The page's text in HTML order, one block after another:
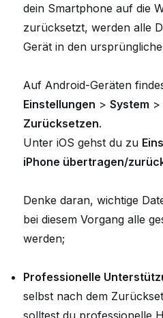
dein Smartphone auf die
zurücksetzt, werden alle
Gerät in den
Auf Android-Geräten
Einstellungen > System >
Zurücksetzen.
Unter iOS gehst du zu
iPhone übertragen/
Denke daran, wichtige
bei diesem Vorgang alle
werden;
Professionelle
selbst nach dem
solltest du professionelle